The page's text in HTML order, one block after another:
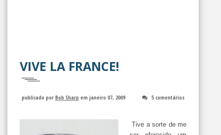
VIVE LA FRANCE!
publicado por Bob Sharp em janeiro 07, 2009 5 comentários
Tive a sorte de me